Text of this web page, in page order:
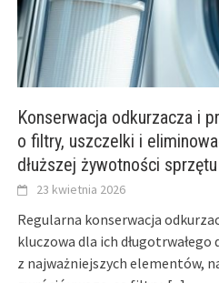
Konserwacja odkurzacza i
o filtry, uszczelki i
dłuższej żywotności sprzętu
23 kwietnia 2026
Regularna konserwacja
kluczowa dla ich długotrwałego
z najważniejszych elementów,